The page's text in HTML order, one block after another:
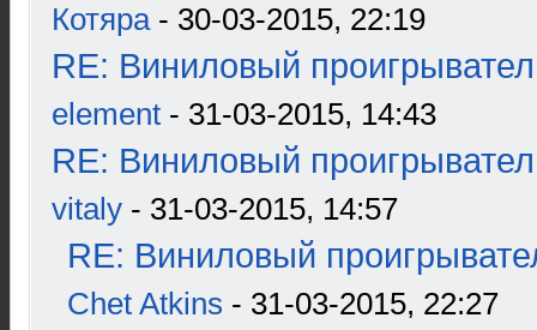
Котяра- 30-03-2015, 22:19
RE: Виниловый
element - 31-03-2015, 14:43
RE: Виниловый
vitaly - 31-03-2015, 14:57
RE: Виниловый
Chet Atkins - 31-03-2015, 22:27